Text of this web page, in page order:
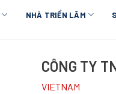
NHÀ TRIỂN LÃM
CÔNG TY
VIETNAM